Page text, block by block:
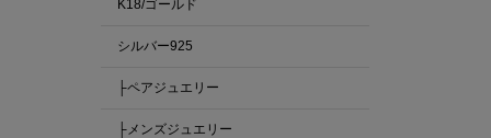
K18/ゴールド
シルバー925
├ペアジュエリー
├メンズジュエリー